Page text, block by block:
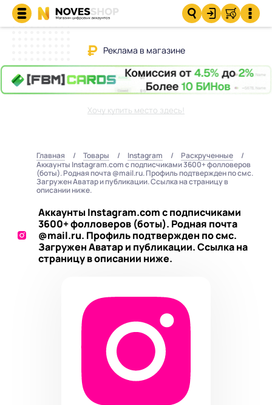
Реклама в магазине
Хочу купить место здесь!
Главная Товары Instagram
Раскрученные
Аккаунты Instagram.com с подписчиками 3600+ фолловеров
(боты). Родная почта @mail.ru. Профиль подтвержден по смс.
Загружен Аватар и публикации. Ссылка на страницу в
описании ниже.
Аккаунты Instagram.com с подписчиками
3600+ фолловеров (боты). Родная почта
@mail.ru. Профиль подтвержден по смс.
Загружен Аватар и публикации. Ссылка на
страницу в описании ниже.